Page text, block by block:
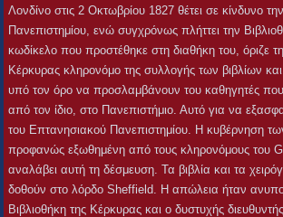
Λονδίνο στις 2 Οκτωβρίου 1827 θέτει σε κίνδυνο
Πανεπιστημίου, ενώ συγχρόνως πλήττει την
κωδίκελο που προστέθηκε στη διαθήκη του, όριζε
Κέρκυρας κληρονόμο της συλλογής των βιβλίων
υπό τον όρο να προσλαμβάνουν του καθηγητές
από τον ίδιο, στο Πανεπιστήμιο. Αυτό για να
του Επτανησιακού Πανεπιστημίου. Η κυβέρνηση
προφανώς εξωθημένη από τους κληρονόμους του
αναλάβει αυτή τη δέσμευση. Τα βιβλία και τα
δοθούν στο λόρδο Sheffield. Η απώλεια ήταν
Βιβλιοθήκη της Κέρκυρας και ο δυστυχής